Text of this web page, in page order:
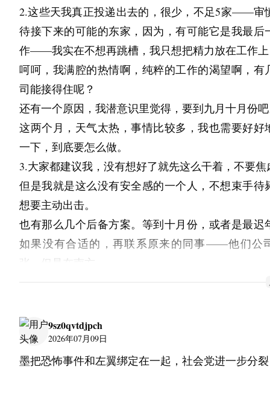
2.这些天我真正投递出去的，很少，不足5家——审
待接下来的可能的东家，因为，有可能它是我最后
作——我实在不想再跳槽，我只想把精力放在工作
呵呵，我满腔的热情啊，纯粹的工作的渴望啊，有
司能接得住呢？
还有一个原因，我潜意识里觉得，要到九月十月份
这两个月，天气太热，事情比较多，我也需要好好
一下，到底要怎么做。
3.大家都建议我，没有想好了就先这么干着，不要焦
但是我就是这么没有安全感的一个人，不想束手待
想要主动出击。
也有那么几个后备方案。等到十月份，或者是最迟
如果没有合适的，再联系原来的同事——他们公
张，但是在南方。
还有，前东家也在招人，听B同事说，大领导想让A
的薪资，所以没有开口提及此事。
前东家不是个好去处。大领导换了，之前的和现在
都挺满意，但是直属领导没有换——他不是对我不
9sz0qvtdjpch
2026年07月09日
墨把恐怖事件和左翼绑定在一起，社会党进一步分裂